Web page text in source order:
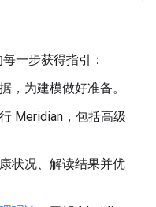
一步获得指引：
，为建模做好准备。
Meridian，包括高级
状况、解读结果并优